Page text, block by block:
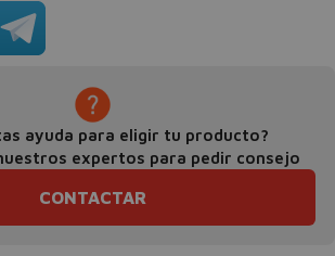
ayuda para eligir tu producto?
expertos para pedir consejo
CONTACTAR